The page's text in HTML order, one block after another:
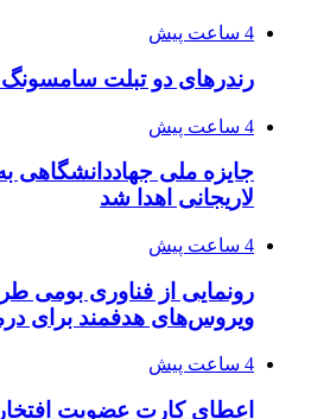
4 ساعت پیش
رندرهای دو تبلت
4 ساعت پیش
جایزه ملی جهاددانشگاهی
لاریجانی اهدا شد
4 ساعت پیش
رونمایی از فناوری بومی
ویروس‌های هدفمند برای
4 ساعت پیش
اعطای کارت عضویت